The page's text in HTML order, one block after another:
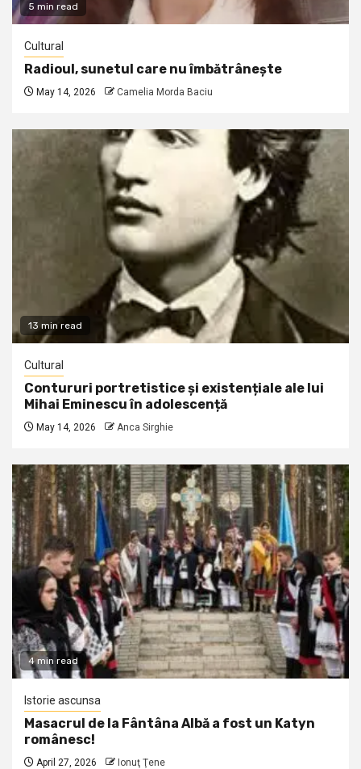
5 min read
Cultural
Radioul, sunetul care nu îmbătrânește
May 14, 2026 Camelia Morda Baciu
13 min read
Cultural
Contururi portretistice și existențiale ale lui
Mihai Eminescu în adolescență
May 14, 2026 Anca Sirghie
4 min read
Istorie ascunsa
Masacrul de la Fântâna Albă a fost un Katyn
românesc!
April 27, 2026 Ionuţ Ţene